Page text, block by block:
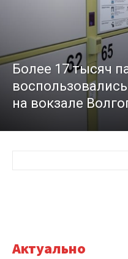
Более 17 тысяч
на вокзале
Актуально